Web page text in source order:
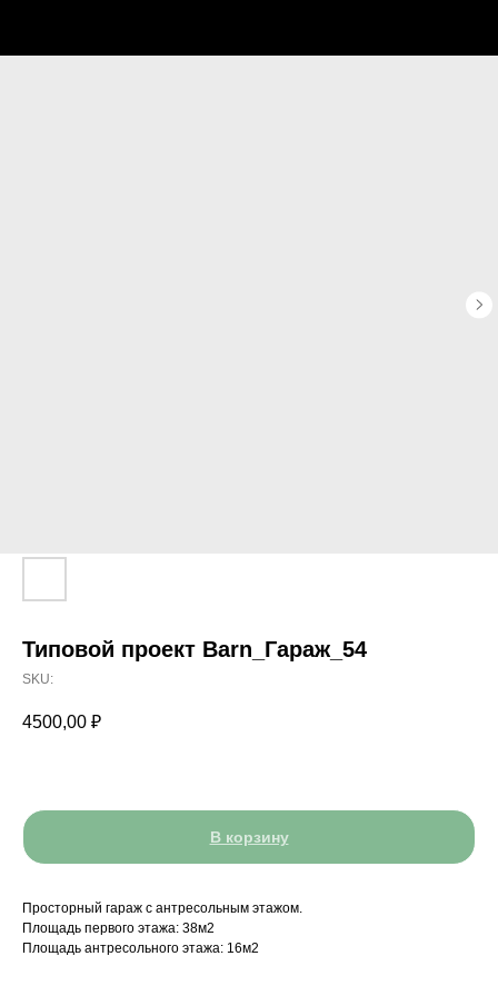
Типовой проект Barn_Гараж_54
SKU:
4500,00 ₽
В корзину
Просторный гараж с антресольным этажом.
Площадь первого этажа: 38м2
Площадь антресольного этажа: 16м2